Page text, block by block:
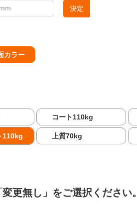
決定
カラー
コート110kg
110kg 上質70kg
更無し」をご選択ください。